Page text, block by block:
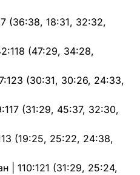
(36:38, 18:31, 32:32,
(47:29, 34:28,
(30:31, 30:26, 24:33,
(31:29, 45:37, 32:30,
(19:25, 25:22, 24:38,
| 110:121 (31:29, 25:24,